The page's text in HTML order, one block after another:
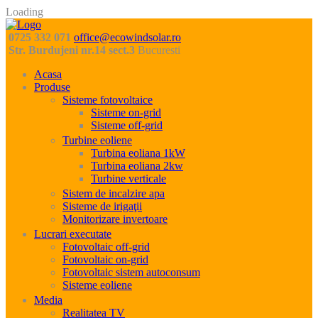
Loading
0725 332 071 office@ecowindsolar.ro
Str. Burdujeni nr.14 sect.3 Bucuresti
Acasa
Produse
Sisteme fotovoltaice
Sisteme on-grid
Sisteme off-grid
Turbine eoliene
Turbina eoliana 1kW
Turbina eoliana 2kw
Turbine verticale
Sistem de incalzire apa
Sisteme de irigaţii
Monitorizare invertoare
Lucrari executate
Fotovoltaic off-grid
Fotovoltaic on-grid
Fotovoltaic sistem autoconsum
Sisteme eoliene
Media
Realitatea TV